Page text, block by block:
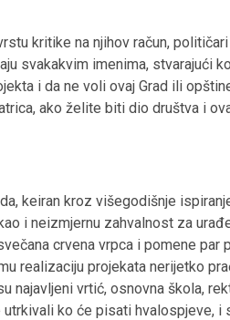
kritike na njihov račun,
svakakvim imenima, stvarajući
i da ne voli ovaj Grad ili
ako želite biti dio društva i
keiran kroz višegodišnje
i neizmjernu zahvalnost za
crvena vrpca i pomene
realizaciju projekata nerijetko
najavljeni vrtić, osnovna škola,
ko će pisati hvalospjeve,